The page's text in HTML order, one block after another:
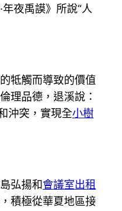
夜禹謨》所說“人
牴觸而導致的價值
理品德，退溪說：
沖突，實現全小樹
弘揚和會議室出租
積極從華夏地區接